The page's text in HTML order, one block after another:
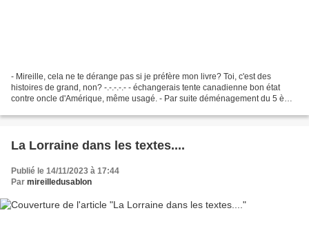
- Mireille, cela ne te dérange pas si je préfère mon livre? Toi, c'est des
histoires de grand, non? -.-.-.-.- - échangerais tente canadienne bon état
contre oncle d'Amérique, même usagé. - Par suite déménagement du 5 ème
La Lorraine dans les textes....
Publié le 14/11/2023 à 17:44
Par mireilledusablon